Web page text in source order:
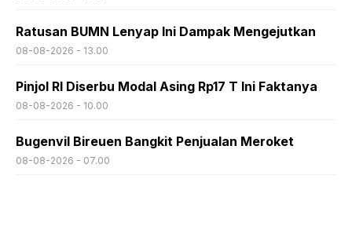
Ratusan BUMN Lenyap Ini Dampak Mengejutkan
08-08-2026 - 13.00
Pinjol RI Diserbu Modal Asing Rp17 T Ini Faktanya
08-08-2026 - 10.00
Bugenvil Bireuen Bangkit Penjualan Meroket
08-08-2026 - 07.00